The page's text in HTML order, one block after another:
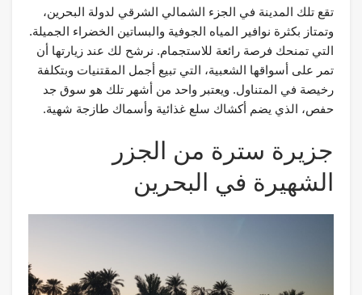
تقع تلك المدينة في الجزء الشمالي الشرقي لدولة البحرين،
وتمتاز بكثرة نوافير المياه الجوفية والبساتين الخضراء الجميلة.
التي تمنحك فرصة رائعة للاستجمام. نرشح لك عند زيارتها أن
تمر على أسواقها الشعبية، التي تبيع أجمل المقتنيات وبتكلفة
رخيصة في المتناول. ويعتبر واحد من أشهر تلك هو سوق جد
حفص، الذي يضم أكشاك سلع غذائية وأسماك طازجة شهية.
جزيرة سترة من الجزر
الشهيرة في البحرين